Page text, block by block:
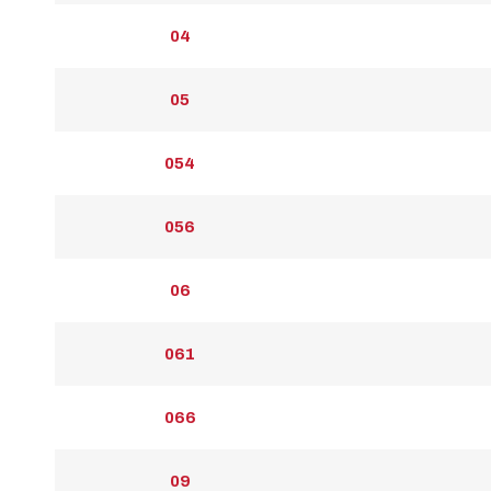
04
05
054
056
06
061
066
09